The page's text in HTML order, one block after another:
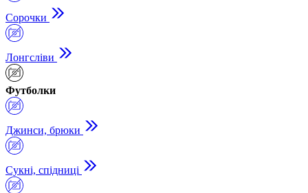
Сорочки
Лонгсліви
Футболки
Джинси, брюки
Сукні, спідниці